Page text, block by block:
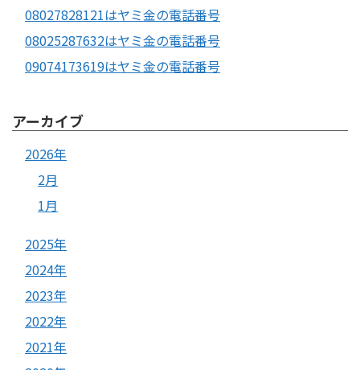
08027828121はヤミ金の電話番号
08025287632はヤミ金の電話番号
09074173619はヤミ金の電話番号
アーカイブ
2026年
2月
1月
2025年
2024年
2023年
2022年
2021年